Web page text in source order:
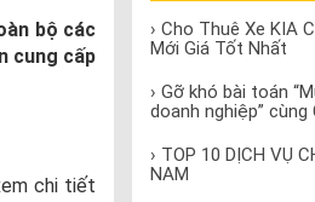
bộ các
cung cấp
chi tiết
› Cho Thuê Xe KIA
Mới Giá Tốt Nhất
› Gỡ khó bài toán
doanh nghiệp”
› TOP 10 DỊCH VỤ
NAM